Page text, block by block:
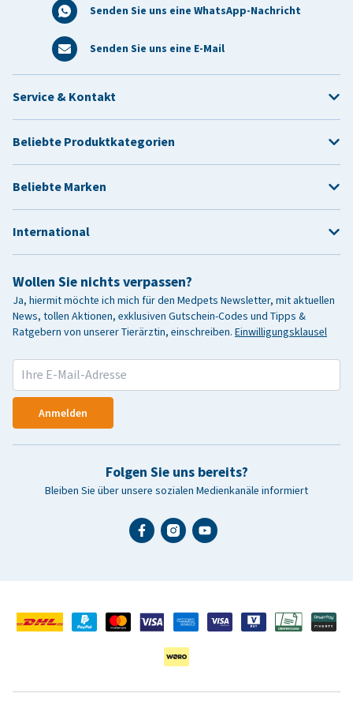
Senden Sie uns eine WhatsApp-Nachricht
Senden Sie uns eine E-Mail
Wollen Sie nichts verpassen?
Ja, hiermit möchte ich mich für den Medpets Newsletter, mit aktuellen
News, tollen Aktionen, exklusiven Gutschein-Codes und Tipps &
Ratgebern von unserer Tierärztin, einschreiben. Einwilligungsklausel
Anmelden
Folgen Sie uns bereits?
Bleiben Sie über unsere sozialen Medienkanäle informiert
Service & Kontakt
Beliebte Produktkategorien
Beliebte Marken
International